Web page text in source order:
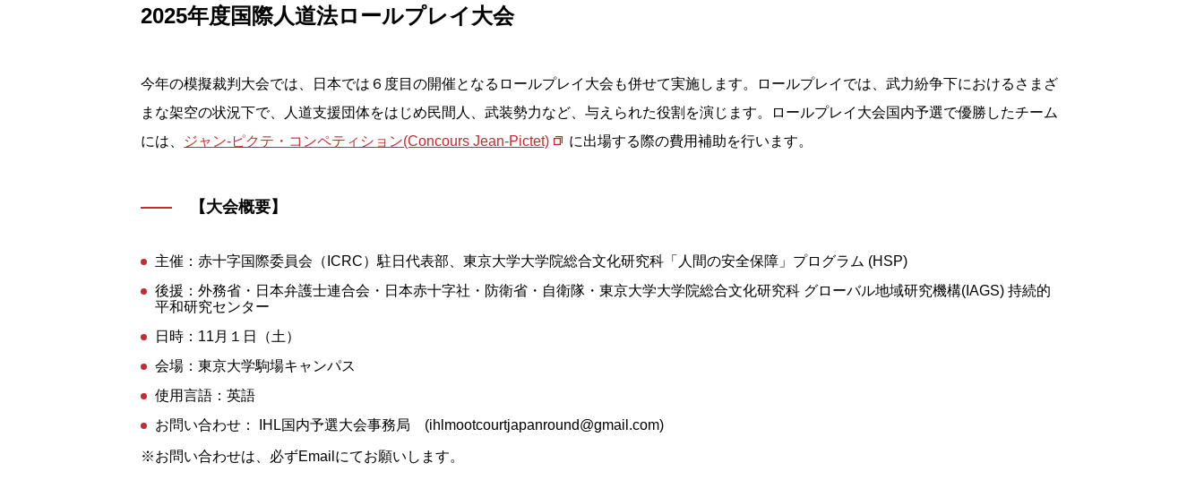
2025年度国際人道法ロールプレイ大会
今年の模擬裁判大会では、日本では６度目の開催となるロールプレイ大会も併せて実施します。ロールプレイでは、武力紛争下におけるさまざ
まな架空の状況下で、人道支援団体をはじめ民間人、武装勢力など、与えられた役割を演じます。ロールプレイ大会国内予選で優勝したチーム
には、
ジャン-ピクテ・コンペティション(Concours Jean-Pictet) に出場する際の費用補助を行います。
【大会概要】
主催：赤十字国際委員会（ICRC）駐日代表部、東京大学大学院総合文化研究科「人間の安全保障」プログラム (HSP)
後援：外務省・日本弁護士連合会・日本赤十字社・防衛省・自衛隊・東京大学大学院総合文化研究科 グローバル地域研究機構(IAGS) 持続的
平和研究センター
日時：11月１日（土）
会場：東京大学駒場キャンパス
使用言語：英語
お問い合わせ： IHL国内予選大会事務局 (ihlmootcourtjapanround@gmail.com)
※お問い合わせは、必ずEmailにてお願いします。